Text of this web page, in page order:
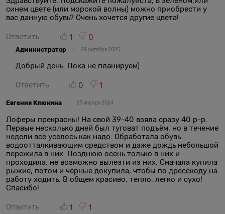
синем цвете (или морской волны) можно приобрести у
вас данную обувь? Очень хочется другие цвета!
Ответить 1 0
Администратор 29 октября 2025
Добрый день. Пока не планируем)
Ответить 0 1
Евгения Клюкина 23 января 2024
Лоферы прекрасны! На свой 39-40 взяла сразу 40 р-р.
Первые несколько дней был туговат подъём, но в течение
недели всё уселось как надо. Обработала обувь
водоотталкивающим средством и даже дождь небольшой
пережила в них. Позднюю осень только в них и
проходила, не возможно вылезти из них. Сначала купила
рыжие, потом и чёрные докупила, чтобы по дресскоду на
работу ходить. В общем красиво, тепло, легко и сухо!
Спасибо!
Ответить 1 1